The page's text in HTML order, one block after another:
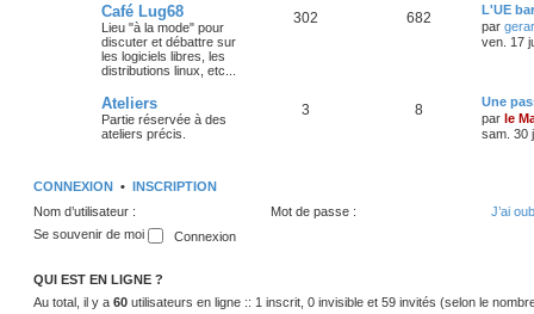
Café Lug68
Lieu "à la mode" pour
discuter et débattre sur
les logiciels libres, les
distributions linux, etc...
302 682
L'UE
par
ven. 17
Ateliers
Partie réservée à des
ateliers précis.
3 8
Une
par le
sam. 30
CONNEXION • INSCRIPTION
Nom d’utilisateur :
Mot de passe :
J’ai
Se souvenir de moi
QUI EST EN LIGNE ?
Au total, il y a 60 utilisateurs en ligne :: 1 inscrit, 0 invisible et 59 invités (selon le